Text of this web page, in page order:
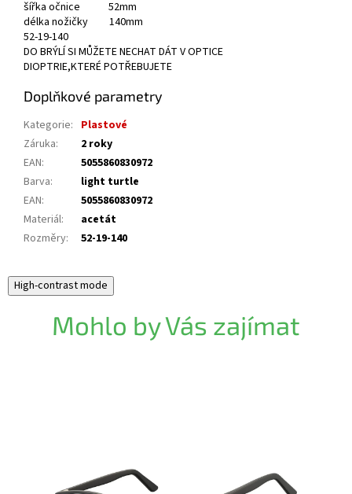
šířka očnice 52mm
délka nožičky 140mm
52-19-140
DO BRÝLÍ SI MŮŽETE NECHAT DÁT V OPTICE
DIOPTRIE,KTERÉ POTŘEBUJETE
Doplňkové parametry
Kategorie: Plastové
Záruka:
2 roky
EAN:
5055860830972
Barva:
light turtle
EAN:
5055860830972
Materiál:
acetát
Rozměry: 52-19-140
High-contrast mode
Mohlo by Vás zajímat